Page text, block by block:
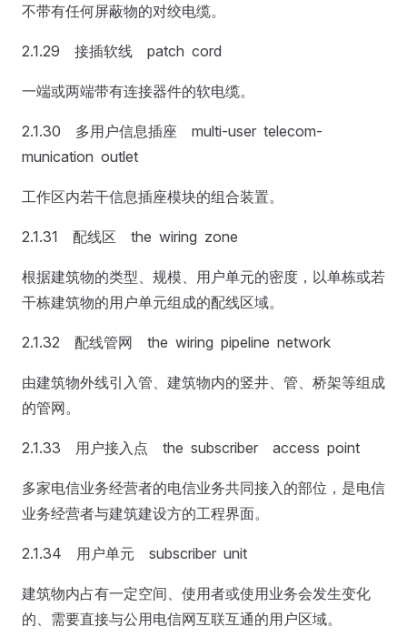
不带有任何屏蔽物的对绞电缆。
2.1.29 接插软线 patch cord
一端或两端带有连接器件的软电缆。
2.1.30 多用户信息插座 multi-user telecom-
munication outlet
工作区内若干信息插座模块的组合装置。
2.1.31 配线区 the wiring zone
根据建筑物的类型、规模、用户单元的密度，以单栋或若
干栋建筑物的用户单元组成的配线区域。
2.1.32 配线管网 the wiring pipeline network
由建筑物外线引入管、建筑物内的竖井、管、桥架等组成
的管网。
2.1.33 用户接入点 the subscriber access point
多家电信业务经营者的电信业务共同接入的部位，是电信
业务经营者与建筑建设方的工程界面。
2.1.34 用户单元 subscriber unit
建筑物内占有一定空间、使用者或使用业务会发生变化
的、需要直接与公用电信网互联互通的用户区域。